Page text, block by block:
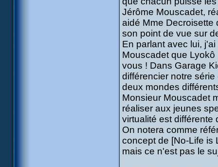
Jérôme Mouscadet,
aidé Mme Decroisette
son point de vue sur
En parlant avec lui,
Mouscadet que
vous ! Dans Garage
différencier notre
deux mondes
Monsieur Mouscadet
réaliser aux jeunes
virtualité est différente
On notera comme
concept de [No-Life is
mais ce n'est pas le